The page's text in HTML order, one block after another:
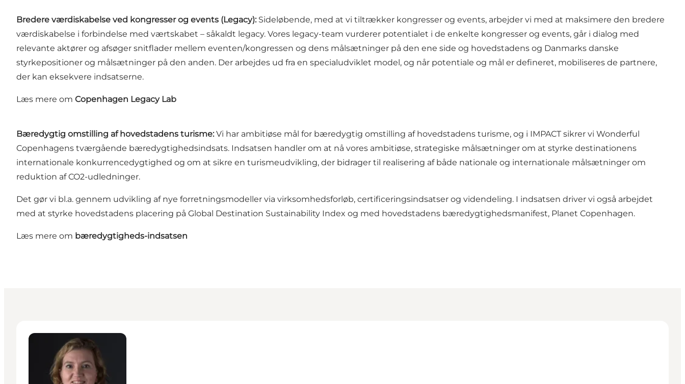
Bredere værdiskabelse ved kongresser og events (Legacy): Sideløbende, med at vi tiltrækker kongresser og events, arbejder vi med at maksimere den bredere
værdiskabelse i forbindelse med værtskabet – såkaldt legacy. Vores legacy-team vurderer potentialet i de enkelte kongresser og events, går i dialog med
relevante aktører og afsøger snitflader mellem eventen/kongressen og dens målsætninger på den ene side og hovedstadens og Danmarks danske
styrkepositioner og målsætninger på den anden. Der arbejdes ud fra en specialudviklet model, og når potentiale og mål er defineret, mobiliseres de partnere,
der kan eksekvere indsatserne.
Læs mere om Copenhagen Legacy Lab
Bæredygtig omstilling af hovedstadens turisme: Vi har ambitiøse mål for bæredygtig omstilling af hovedstadens turisme, og i IMPACT sikrer vi Wonderful
Copenhagens tværgående bæredygtighedsindsats. Indsatsen handler om at nå vores ambitiøse, strategiske målsætninger om at styrke destinationens
internationale konkurrencedygtighed og om at sikre en turismeudvikling, der bidrager til realisering af både nationale og internationale målsætninger om
reduktion af CO2-udledninger.
Det gør vi bl.a. gennem udvikling af nye forretningsmodeller via virksomhedsforløb, certificeringsindsatser og videndeling. I indsatsen driver vi også arbejdet
med at styrke hovedstadens placering på Global Destination Sustainability Index og med hovedstadens bæredygtighedsmanifest, Planet Copenhagen.
Læs mere om bæredygtigheds-indsatsen